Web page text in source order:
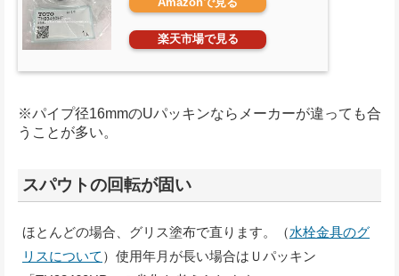
楽天市場で見る
※パイプ径16mmのUパッキンならメーカーが違っても合
うことが多い。
スパウトの回転が固い
ほとんどの場合、グリス塗布で直ります。（水栓金具のグ
リスについて ）使用年月が長い場合はＵパッキン